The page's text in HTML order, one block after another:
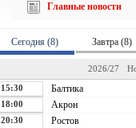
Главные новости
Сегодня (8) Завтра (8)
2026/27
15:30 Балтика
18:00 Акрон
20:30 Ростов